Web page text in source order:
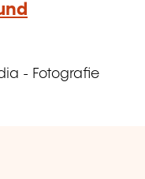
- Fotografie